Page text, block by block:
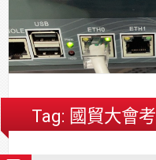
護
合
約
例
分
享
Tag: 國貿大會考